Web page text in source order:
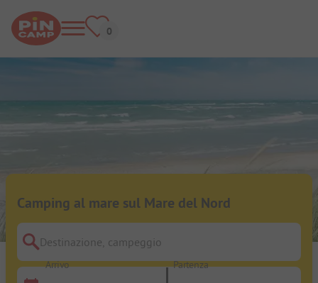
Camping al mare sul Mare del Nord
Destinazione, campeggio
Arrivo Partenza